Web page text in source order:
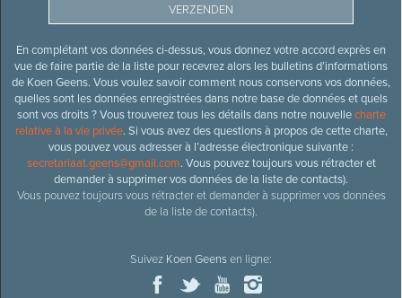
En complétant vos données ci-dessus, vous donnez votre accord exprès en
vue de faire partie de la liste pour recevrez alors les bulletins d’informations
de Koen Geens. Vous voulez savoir comment nous conservons vos données,
quelles sont les données enregistrées dans notre base de données et quels
sont vos droits ? Vous trouverez tous les détails dans notre nouvellecharte
relative à la vie privée. Si vous avez des questions à propos de cette charte,
vous pouvez vous adresser à l’adresse électronique suivante :
secretariaat.geens@gmail.com. Vous pouvez toujours vous rétracter et
demander à supprimer vos données de la liste de contacts).
Vous pouvez toujours vous rétracter et demander à supprimer vos données
de la liste de contacts).
Suivez Koen Geensen ligne: